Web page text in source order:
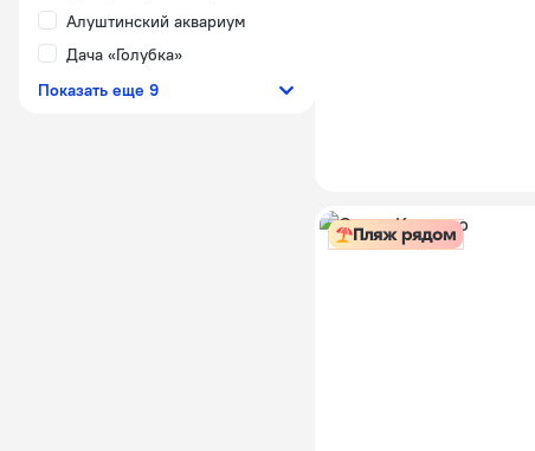
Алуштинский аквариум
Дача «Голубка»
Показать еще 9
Пляж рядом